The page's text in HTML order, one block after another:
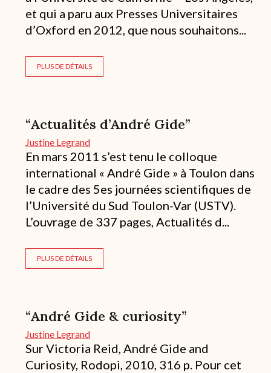
et qui a paru aux Presses Universitaires
d’Oxford en 2012, que nous souhaitons...
PLUS DE DÉTAILS
“Actualités d’André Gide”
Justine Legrand
En mars 2011 s’est tenu le colloque
international « André Gide » à Toulon dans
le cadre des 5es journées scientifiques de
l’Université du Sud Toulon-Var (USTV).
L’ouvrage de 337 pages, Actualités d...
PLUS DE DÉTAILS
“André Gide & curiosity”
Justine Legrand
Sur Victoria Reid, André Gide and
Curiosity, Rodopi, 2010, 316 p. Pour cet